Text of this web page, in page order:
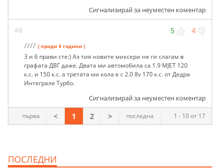
Сигнализирай за неуместен коментар
#8 5 4
//// ( преди 4 години )
3 и 6 прави сте:) Аз тия новите миксери не ги слагам в
графата ДВГ даже. Двата ми автомобила са 1.9 MJET 120
к.с. и 150 к.с. а третата ми кола е с 2.0 8v 170 к.с. от Дедра
Интеграле Турбо.
Сигнализирай за неуместен коментар
1 - 10 от 17
първа < 1 2 > последна
ПОСЛЕДНИ